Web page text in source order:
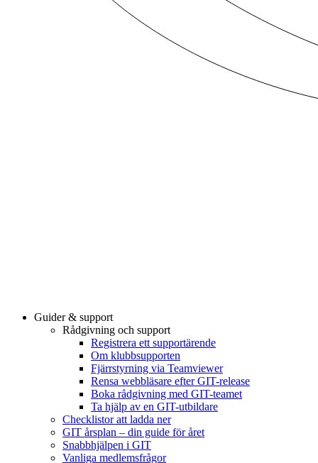
Guider & support
Rådgivning och support
Registrera ett supportärende
Om klubbsupporten
Fjärrstyrning via Teamviewer
Rensa webbläsare efter GIT-release
Boka rådgivning med GIT-teamet
Ta hjälp av en GIT-utbildare
Checklistor att ladda ner
GIT årsplan – din guide för året
Snabbhjälpen i GIT
Vanliga medlemsfrågor